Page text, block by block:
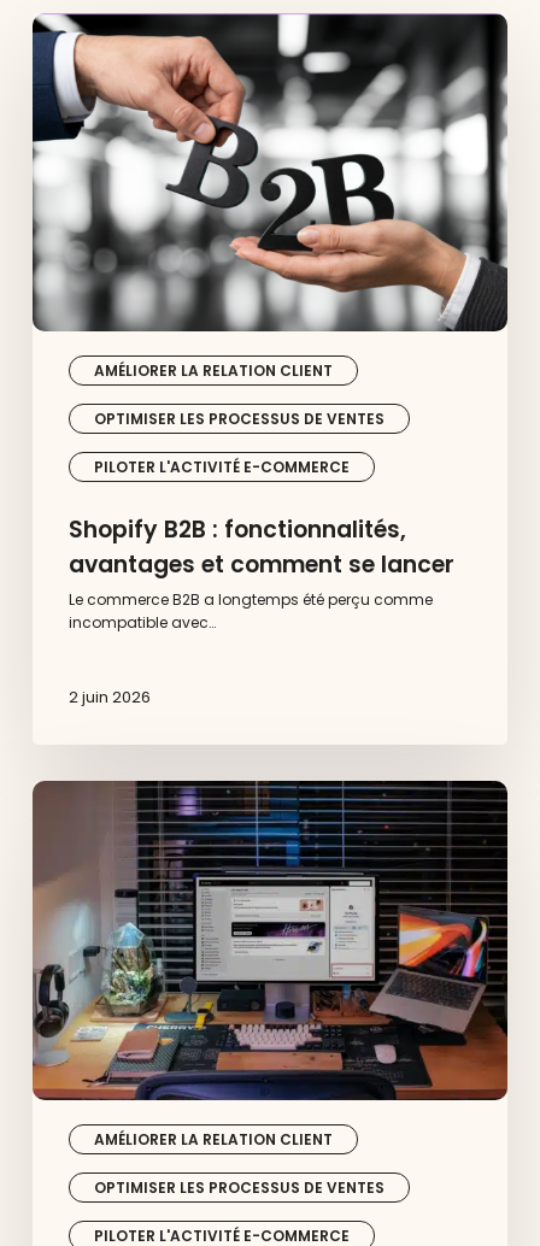
AMÉLIORER LA RELATION CLIENT
OPTIMISER LES PROCESSUS DE VENTES
PILOTER L'ACTIVITÉ E-COMMERCE
Shopify
B2B
fonctionnalités,
avantages
et
comment
se
Shopify B2B : fonctionnalités,
avantages et comment se lancer
Le commerce B2B a longtemps été perçu comme
incompatible avec…
2 juin 2026
AMÉLIORER LA RELATION CLIENT
OPTIMISER LES PROCESSUS DE VENTES
PILOTER L'ACTIVITÉ E-COMMERCE
Shopify
app
natif
pour
gérer
et
fidéliser
sans